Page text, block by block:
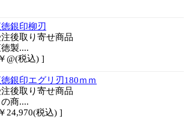
銀印柳刃
注後取り寄せ商品
製....
@(税込) ]
銀印エグリ刃180ｍｍ
注後取り寄せ商品
の商....
24,970(税込) ]